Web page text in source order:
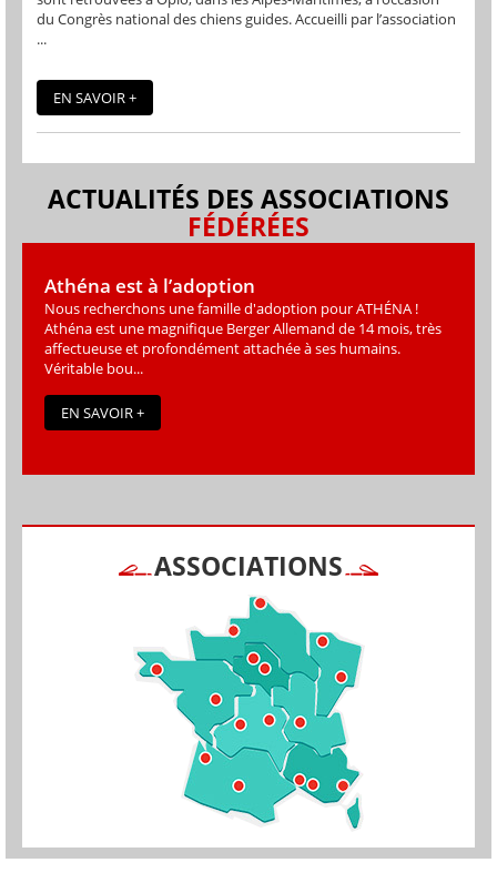
du Congrès national des chiens guides. Accueilli par l’association
...
EN SAVOIR +
ACTUALITÉS DES ASSOCIATIONS
FÉDÉRÉES
Athéna est à l’adoption
Nous recherchons une famille d'adoption pour ATHÉNA !
Athéna est une magniﬁque Berger Allemand de 14 mois, très
affectueuse et profondément attachée à ses humains.
Véritable bou...
EN SAVOIR +
ASSOCIATIONS